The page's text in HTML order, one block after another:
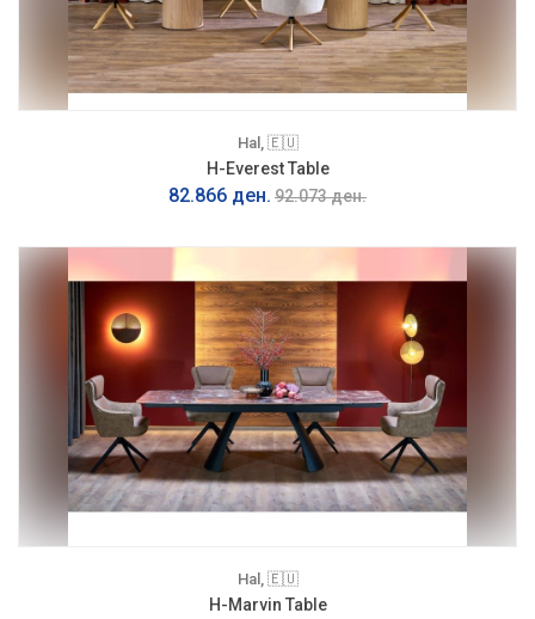
Hal, 🇪🇺
H-Everest Table
82.866 ден. 92.073 ден.
Hal, 🇪🇺
H-Marvin Table